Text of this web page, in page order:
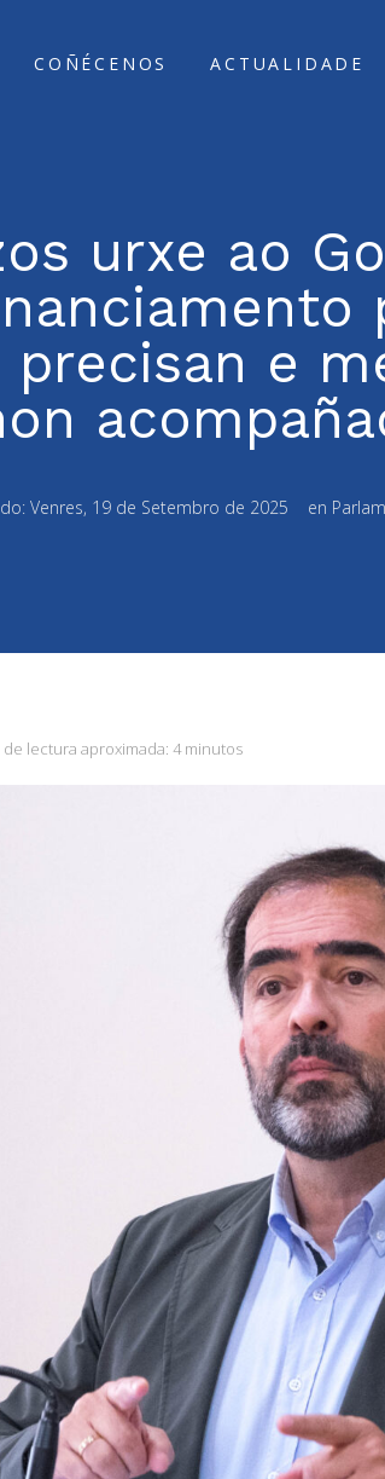
COÑÉCENOS ACTUALIDADE
urxe ao
e
Venres, 19 de Setembro de 2025 en
lectura aproximada: 4 minutos